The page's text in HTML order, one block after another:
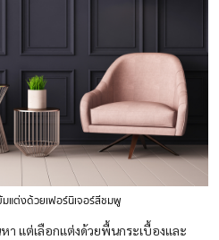
แต่งด้วยเฟอร์นิเจอร์สีชมพู
า แต่เลือกแต่งด้วยพื้นกระเบื้องและ